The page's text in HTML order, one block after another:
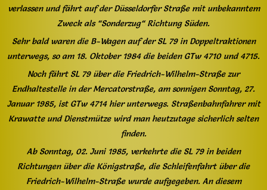
verlassen und fährt auf der Düsseldorfer Straße mit unbekanntem
Zweck als “Sonderzug“ Richtung Süden.
Sehr bald waren die B-Wagen auf der SL 79 in Doppeltraktionen
unterwegs, so am 18. Oktober 1984 die beiden GTw 4710 und 4715.
Noch fährt SL 79 über die Friedrich-Wilhelm-Straße zur
Endhaltestelle in der Mercatorstraße, am sonnigen Sonntag, 27.
Januar 1985, ist GTw 4714 hier unterwegs. Straßenbahnfahrer mit
Krawatte und Dienstmütze wird man heutzutage sicherlich selten
finden.
Ab Sonntag, 02. Juni 1985, verkehrte die SL 79 in beiden
Richtungen über die Königstraße, die Schleifenfahrt über die
Friedrich-Wilhelm-Straße wurde aufgegeben. An diesem